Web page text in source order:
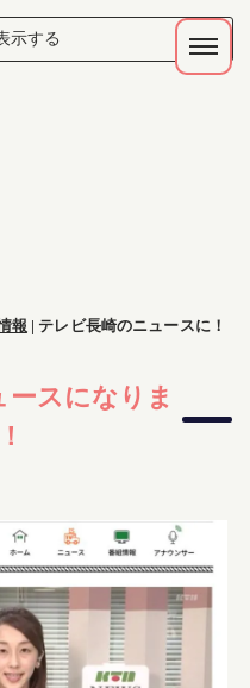
示する
報 | テレビ長崎のニュースに！
スになりま